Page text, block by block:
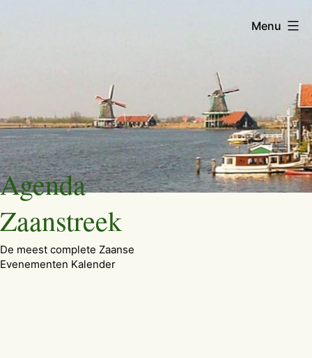
Ga
naar
de
inhoud
Agenda
Zaanstreek
De meest complete Zaanse
Evenementen Kalender
Menu